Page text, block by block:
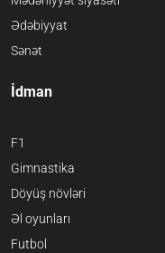
Ədəbiyyat
Sənət
İdman
F1
Gimnastika
Döyüş növləri
Əl oyunları
Futbol